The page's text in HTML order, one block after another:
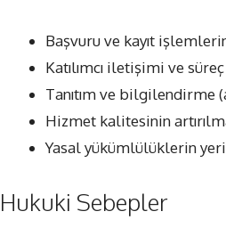
Başvuru ve kayıt
Katılımcı iletişimi ve
Tanıtım ve bilgilendirme
Hizmet kalitesinin
Yasal yükümlülüklerin
Hukuki Sebepler